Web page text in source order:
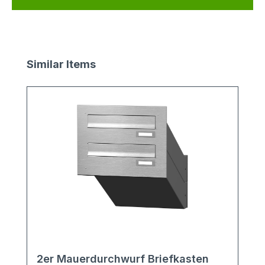
Produktgalerie überspringen
Similar Items
2er Mauerdurchwurf Briefkasten